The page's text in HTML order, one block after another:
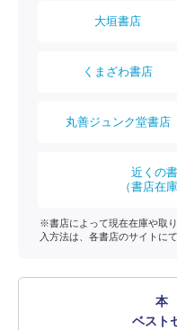
大垣書店
くまざわ書店
丸善ジュンク堂書店
近くの
（書店在
※書店によって現在在庫や取
入方法は、各書店のサイトに
本
ベスト